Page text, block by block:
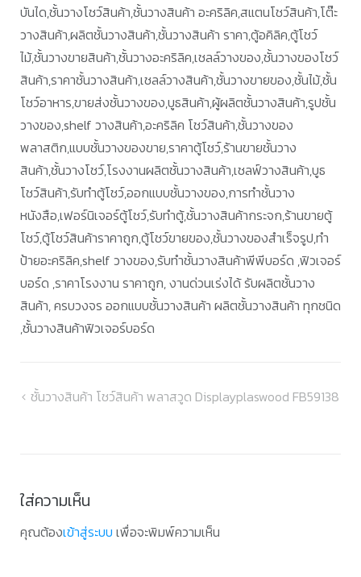
บันได,ชั้นวางโชว์สินค้า,ชั้นวางสินค้า อะคริลิค,สแตนโชว์สินค้า,โต๊ะ
วางสินค้า,ผลิตชั้นวางสินค้า,ชั้นวางสินค้า ราคา,ตู้อคิลิค,ตู้โชว์
ไม้,ชั้นวางขายสินค้า,ชั้นวางอะคริลิค,เชลล์วางของ,ชั้นวางของโชว์
สินค้า,ราคาชั้นวางสินค้า,เชลล์วางสินค้า,ชั้นวางขายของ,ชั้นไม้,ชั้น
โชว์อาหาร,ขายส่งชั้นวางของ,บูธสินค้า,ผู้ผลิตชั้นวางสินค้า,รูปชั้น
วางของ,shelf วางสินค้า,อะคริลิค โชว์สินค้า,ชั้นวางของ
พลาสติก,แบบชั้นวางของขาย,ราคาตู้โชว์,ร้านขายชั้นวาง
สินค้า,ชั้นวางโชว์,โรงงานผลิตชั้นวางสินค้า,เชลฟ์วางสินค้า,บูธ
โชว์สินค้า,รับทำตู้โชว์,ออกแบบชั้นวางของ,การทำชั้นวาง
หนังสือ,เฟอร์นิเจอร์ตู้โชว์,รับทำตู้,ชั้นวางสินค้ากระจก,ร้านขายตู้
โชว์,ตู้โชว์สินค้าราคาถูก,ตู้โชว์ขายของ,ชั้นวางของสำเร็จรูป,ทำ
ป้ายอะคริลิค,shelf วางของ,รับทำชั้นวางสินค้าพีพีบอร์ด ,ฟิวเจอร์
บอร์ด ,ราคาโรงงาน ราคาถูก, งานด่วนเร่งได้ รับผลิตชั้นวาง
สินค้า, ครบวงจร ออกแบบชั้นวางสินค้า ผลิตชั้นวางสินค้า ทุกชนิด
,ชั้นวางสินค้าฟิวเจอร์บอร์ด
แนะแนว
ชั้นวางสินค้า โชว์สินค้า พลาสวูด Displayplaswood FB59138
ใส่ความเห็น
คุณต้องเข้าสู่ระบบ เพื่อจะพิมพ์ความเห็น